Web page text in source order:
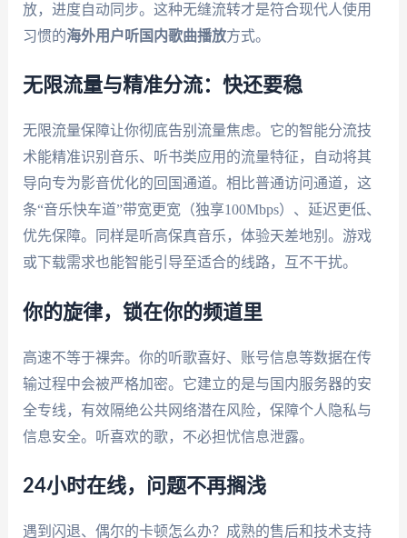
放，进度自动同步。这种无缝流转才是符合现代人使用
习惯的海外用户听国内歌曲播放方式。
无限流量与精准分流：快还要稳
无限流量保障让你彻底告别流量焦虑。它的智能分流技
术能精准识别音乐、听书类应用的流量特征，自动将其
导向专为影音优化的回国通道。相比普通访问通道，这
条“音乐快车道”带宽更宽（独享100Mbps）、延迟更低、
优先保障。同样是听高保真音乐，体验天差地别。游戏
或下载需求也能智能引导至适合的线路，互不干扰。
你的旋律，锁在你的频道里
高速不等于裸奔。你的听歌喜好、账号信息等数据在传
输过程中会被严格加密。它建立的是与国内服务器的安
全专线，有效隔绝公共网络潜在风险，保障个人隐私与
信息安全。听喜欢的歌，不必担忧信息泄露。
24小时在线，问题不再搁浅
遇到闪退、偶尔的卡顿怎么办？成熟的售后和技术支持